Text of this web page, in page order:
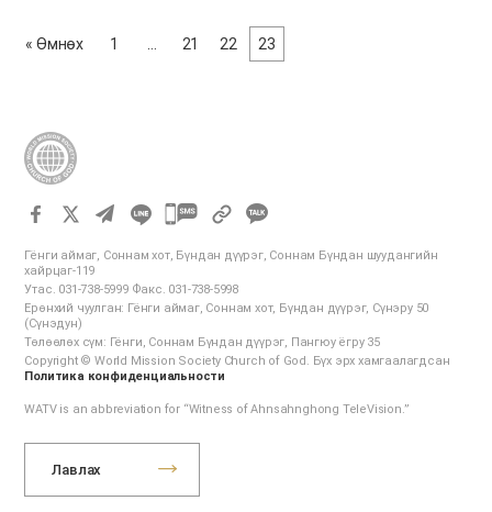
зорилгоор тэмдэглэдэг юм. Тухайн долоо хоногт юу болсон
талаар өөр хоорондоо ярилцаж, Бурханд талархал өргөн, гэр
мэдэхийн тулд эдгээр нь та нар ба Миний хооронд тэмдэг
болно” хэмээв.” Езекиел 20:20 Цаг Амралтын өдрийн
орныхоо нөхцөл байдалд тохируулан цагаа зохицуулж болно.
Дэс дараалал 1. Бэлтгэлийн магтаалын дуу Гэрийн мөргөлд
бэлдэхээс өмнө магтаалын дуугаар Бурханд яруу алдар
өргөнө. (Тухайн байдлаас хамаарч дуулахгүй ч байж болно.)
…
« Өмнөх 1 21 22 23
카
오
공
유
하
기
Гёнги аймаг, Соннам хот, Бүндан дүүрэг, Соннам Бүндан шуудангийн
хайрцаг-119
Утас. 031-738-5999 Факс. 031-738-5998
Ерөнхий чуулган: Гёнги аймаг, Соннам хот, Бүндан дүүрэг, Сүнэру 50
(Сүнэдун)
Төлөөлөх сүм: Гёнги, Соннам Бүндан дүүрэг, Пангюу ёгру 35
Copyright © World Mission Society Church of God. Бүх эрх хамгаалагдсан
Политика конфиденциальности
WATV is an abbreviation for “Witness of Ahnsahnghong TeleVision.”
Лавлах